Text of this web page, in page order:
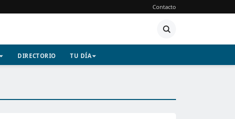
Contacto
DIRECTORIO TU DÍA